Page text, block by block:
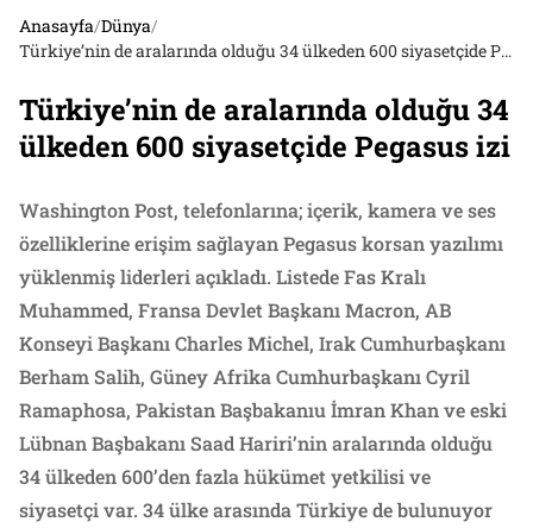
Anasayfa/Dünya/
Türkiye’nin de aralarında olduğu 34 ülkeden 600 siyasetçide Pegasus izi
Türkiye’nin de aralarında olduğu 34
ülkeden 600 siyasetçide Pegasus izi
Washington Post, telefonlarına; içerik, kamera ve ses
özelliklerine erişim sağlayan Pegasus korsan yazılımı
yüklenmiş liderleri açıkladı. Listede Fas Kralı
Muhammed, Fransa Devlet Başkanı Macron, AB
Konseyi Başkanı Charles Michel, Irak Cumhurbaşkanı
Berham Salih, Güney Afrika Cumhurbaşkanı Cyril
Ramaphosa, Pakistan Başbakanıu İmran Khan ve eski
Lübnan Başbakanı Saad Hariri’nin aralarında olduğu
34 ülkeden 600’den fazla hükümet yetkilisi ve
siyasetçi var. 34 ülke arasında Türkiye de bulunuyor